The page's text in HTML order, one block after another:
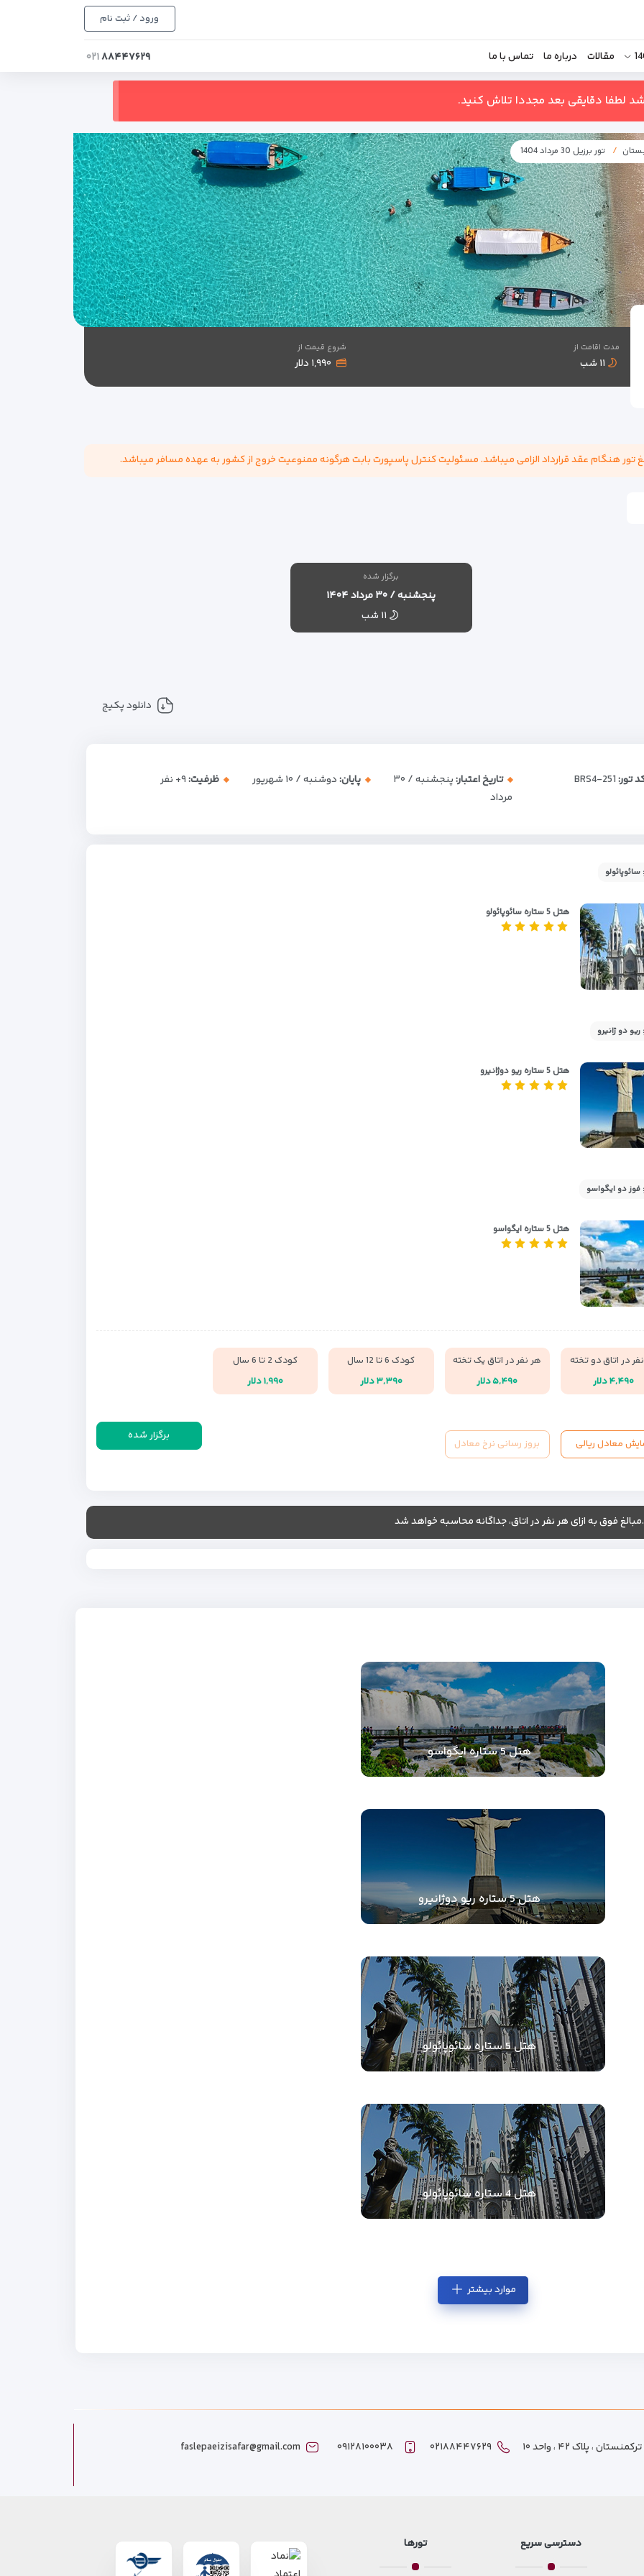
ورود / ثبت نام
مقالات درباره ما تماس با ما ۸۸۴۴۷۶۲۹۰۲۱
لطفا دقایقی بعد مجددا تلاش کنید.
تور برزیل 30 مرداد 1404
مدت اقامت از
۱۱ شب
شروع قیمت از
۱,۹۹۰ دلار
برگزار شده
پنجشنبه / ۳۰ مرداد ۱۴۰۴
۱۱ شب
دانلود پکیج
تور:BRS4-251 تاریخ اعتبار:
پنجشنبه / ۳۰
مرداد
پایان:دوشنبه / ۱۰ شهریور ظرفیت:+۹ نفر
هتل 5 ستاره سائوپائولو
دو ژانيرو
هتل 5 ستاره ریو دوژانیرو
فوز دو ایگواسو
هتل 5 ستاره ایگواسو
در اتاق دو تخته
۴,۴۹۰ دلار
هر نفر در اتاق یک تخته
۵,۴۹۰ دلار
کودک 6 تا 12 سال
۳,۳۹۰ دلار
کودک 2 تا 6 سال
۱,۹۹۰ دلار
برگزار شده
معادل ریالی بروز رسانی نرخ معادل
.مبالغ فوق به ازای هر نفر در اتاق، جداگانه محاسبه خواهد شد
هتل 5 ستاره ایگواسو
هتل 5 ستاره ریو دوژانیرو
هتل 5 ستاره سائوپائولو
هتل 4 ستاره سائوپائولو
موارد بیشتر
، پلاک ۴۲ ، واحد ۱۰ ۰۲۱۸۸۴۴۷۶۲۹ ۰۹۱۲۸۱۰۰۰۳۸ faslepaeizisafar@gmail.com
دسترسی سریع تورها